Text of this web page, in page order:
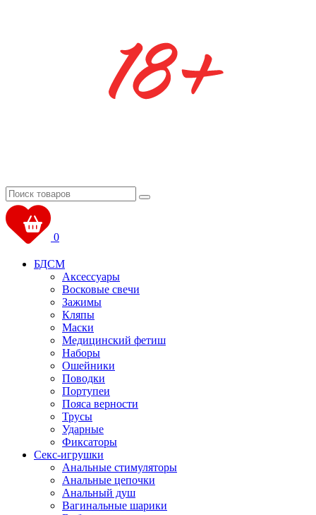
0
БДСМ
Аксессуары
Восковые свечи
Зажимы
Кляпы
Маски
Медицинский фетиш
Наборы
Ошейники
Поводки
Портупеи
Пояса верности
Трусы
Ударные
Фиксаторы
Секс-игрушки
Анальные стимуляторы
Анальные цепочки
Анальный душ
Вагинальные шарики